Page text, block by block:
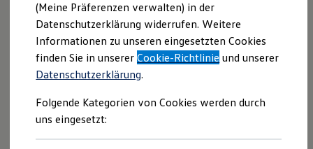
Aktuelle Angebote
E-Auto-Förderung
Volkswagen Marktplatz
Die ENERGY Sondermodelle
Junge Gebrauchtwagen und Gebrauchtwagen
Volkswagen Zertifizierte Gebrauchtwagen
Elektromobilität bei Gebrauchtwagen
Saisonangebote
Reifenpakete
Leasing
Leasing-Angebote
Hier finden Sie Informationen über uns
(Autohaus Scherhag GmbH) als
verantwortlichen Anbieter von Inhalten
und Angeboten, die auf dieser Website
speziell aufgeführt sind.
(Meine Präferenzen verwalten) in der
Datenschutzerklärung widerrufen. Weitere
Informationen zu unseren eingesetzten Cookies
finden Sie in unsererCookie-Richtlinie und unserer
Datenschutzerklärung.
Folgende Kategorien von Cookies werden durch
uns eingesetzt: